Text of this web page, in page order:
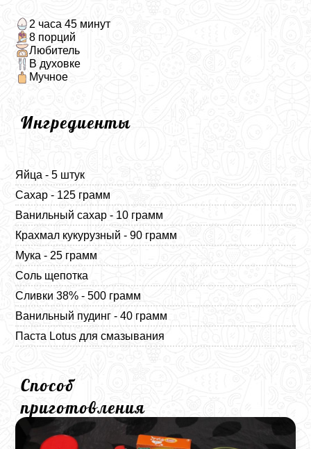
2 часа 45 минут
8 порций
Любитель
В духовке
Мучное
Ингредиенты
Яйца - 5 штук
Сахар - 125 грамм
Ванильный сахар - 10 грамм
Крахмал кукурузный - 90 грамм
Мука - 25 грамм
Соль щепотка
Сливки 38% - 500 грамм
Ванильный пудинг - 40 грамм
Паста Lotus для смазывания
Способ
приготовления